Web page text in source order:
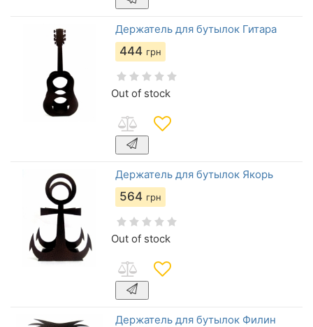
Держатель для бутылок Гитара
444 грн
Out of stock
Держатель для бутылок Якорь
564 грн
Out of stock
Держатель для бутылок Филин